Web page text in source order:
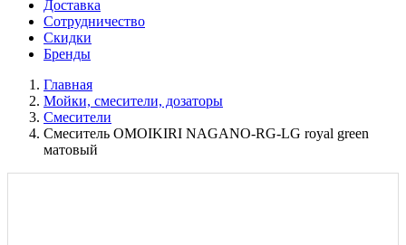
Доставка
Сотрудничество
Скидки
Бренды
Главная
Мойки, смесители, дозаторы
Смесители
Смеситель OMOIKIRI NAGANO-RG-LG royal green
матовый